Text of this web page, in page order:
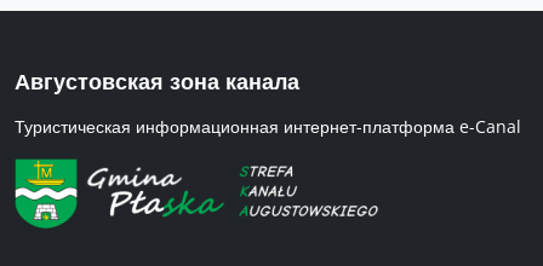
Августовская зона канала
Туристическая информационная интернет-платформа e-Canal